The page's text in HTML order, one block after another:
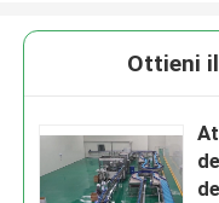
Ottieni